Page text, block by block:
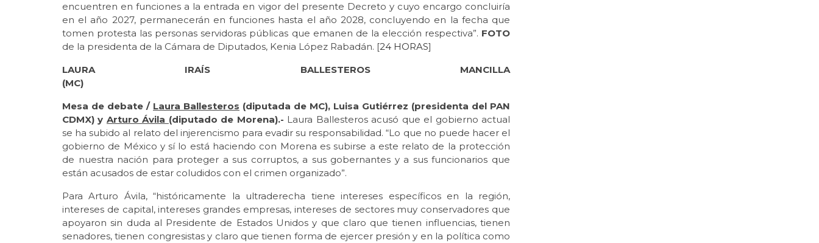
encuentren en funciones a la entrada en vigor del presente Decreto y cuyo encargo concluiría
en el año 2027, permanecerán en funciones hasta el año 2028, concluyendo en la fecha que
tomen protesta las personas servidoras públicas que emanen de la elección respectiva”. FOTO
de la presidenta de la Cámara de Diputados, Kenia López Rabadán. [24 HORAS]
LAURA IRAÍS BALLESTEROS MANCILLA
(MC)
Mesa de debate / Laura Ballesteros (diputada de MC), Luisa Gutiérrez (presidenta del PAN
CDMX) y Arturo Ávila (diputado de Morena).- Laura Ballesteros acusó que el gobierno actual
se ha subido al relato del injerencismo para evadir su responsabilidad. “Lo que no puede hacer el
gobierno de México y sí lo está haciendo con Morena es subirse a este relato de la protección
de nuestra nación para proteger a sus corruptos, a sus gobernantes y a sus funcionarios que
están acusados de estar coludidos con el crimen organizado”.
Para Arturo Ávila, “históricamente la ultraderecha tiene intereses específicos en la región,
intereses de capital, intereses grandes empresas, intereses de sectores muy conservadores que
apoyaron sin duda al Presidente de Estados Unidos y que claro que tienen influencias, tienen
senadores, tienen congresistas y claro que tienen forma de ejercer presión y en la política como